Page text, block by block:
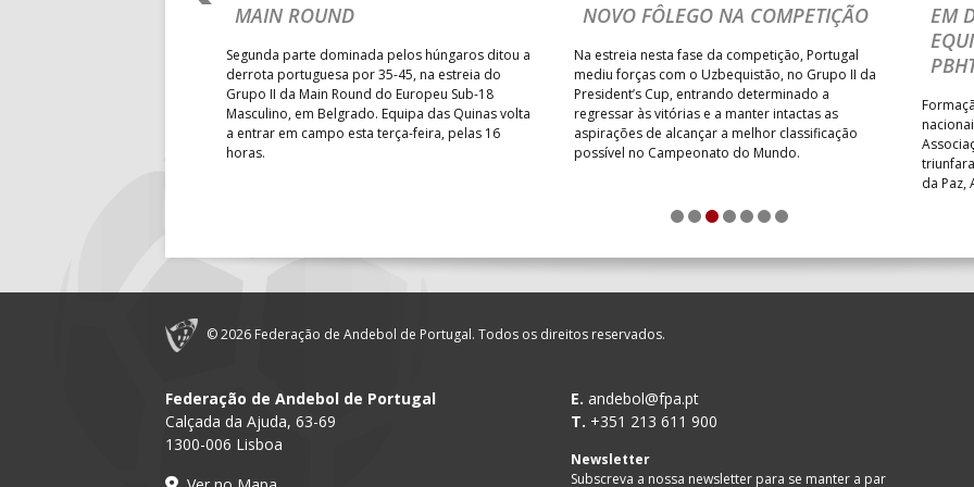
CF OS BELENENSES
19:00
140 CD FEIRENSE /Movit _ - _ CJ A. GARRETT /Pristivus
6-SET-2026
15:00 147 MADEIRA SAD _ - _ AD ACADEMIA ANDEBOL
15:00
20 CF OS BELENENSES
16:00
146 CJ A. GARRETT /Pristivus _ - _
17:00
MARÍTIMO MADEIRA ANDEBOL
_ - _ VITÓRIA SC
MAIN ROUND
Segunda parte dominada pelos húngaros ditou a
derrota portuguesa por 35-45, na estreia do
Grupo II da Main Round do Europeu Sub-18
Masculino, em Belgrado. Equipa das Quinas volta
a entrar em campo esta terça-feira, pelas 16
horas.
NOVO FÔLEGO NA COMPETIÇÃO
Na estreia nesta fase da competição, Portugal
mediu forças com o Uzbequistão, no Grupo II da
President’s Cup, entrando determinado a
regressar às vitórias e a manter intactas as
aspirações de alcançar a melhor classificação
possível no Campeonato do Mundo.
EM
da Paz,
1 2 3 4 5 6 7
© 2026 Federação de Andebol de Portugal. Todos os direitos reservados.
Federação de Andebol de Portugal
Calçada da Ajuda, 63-69
1300-006 Lisboa
E. andebol@fpa.pt
T. +351 213 611 900
Newsletter
Subscreva a nossa newsletter para se manter a par